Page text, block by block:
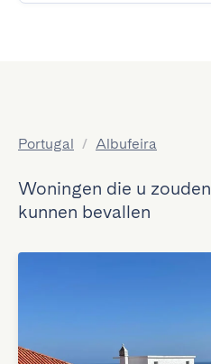
Portugal / Albufeira
Woningen die u zouden
kunnen bevallen